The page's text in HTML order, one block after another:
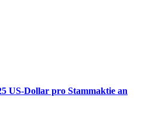
US-Dollar pro Stammaktie an